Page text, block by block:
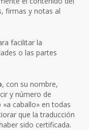
firmas y notas al
facilitar la
o las partes
, con su nombre,
y número de
caballo» en todas
que la traducción
sido certificada.